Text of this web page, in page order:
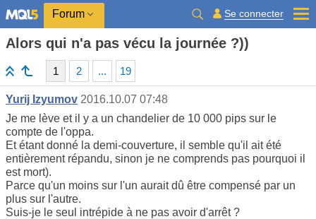
Forum Se connecter
Alors qui n'a pas vécu la journée ?))
1 2 ... 19
Yurij Izyumov 2016.10.07 07:48
Je me lève et il y a un chandelier de 10 000 pips sur le
compte de l'oppa.
Et étant donné la demi-couverture, il semble qu'il ait été
entièrement répandu, sinon je ne comprends pas pourquoi il
est mort).
Parce qu'un moins sur l'un aurait dû être compensé par un
plus sur l'autre.
Suis-je le seul intrépide à ne pas avoir d'arrêt ?